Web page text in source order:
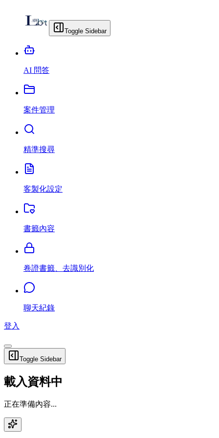
Toggle Sidebar
AI 問答
案件管理
精準搜尋
客製化設定
書籤內容
卷證書籤、去識別化
聊天紀錄
登入
Toggle Sidebar
載入資料中
正在準備內容...